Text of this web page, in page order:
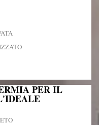
PER IL